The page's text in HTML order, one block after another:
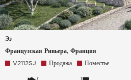
Эз
Французская Ривьера, Франция
V2112SJ Продажа Поместье